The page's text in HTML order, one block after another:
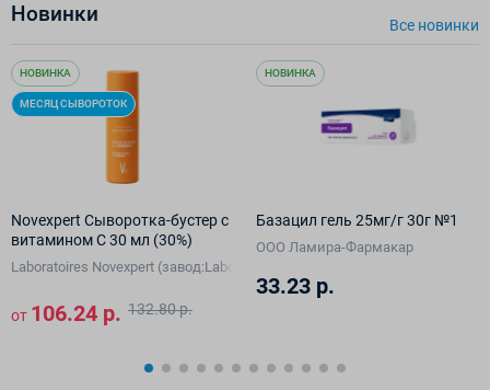
Новинки Все новинки
НОВИНКА
МЕСЯЦ СЫВОРОТОК
Novexpert Сыворотка-бустер с
витамином С 30 мл (30%)
Laboratoires Novexpert (завод:Laboratoires Blc Thalgo Cosmetic)
от 106.24 р. 132.80 р.
НОВИНКА
Базацил гель 25мг/г 30г №1
ООО Ламира-Фармакар
33.23 р.